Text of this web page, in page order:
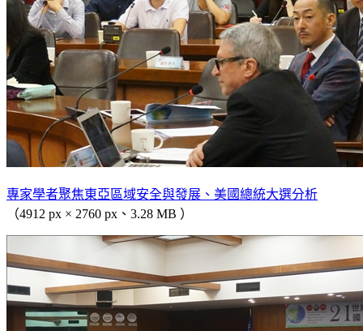
專家學者聚焦東亞區域安全與發展、美國總統大選分析
（4912 px × 2760 px、3.28 MB ）